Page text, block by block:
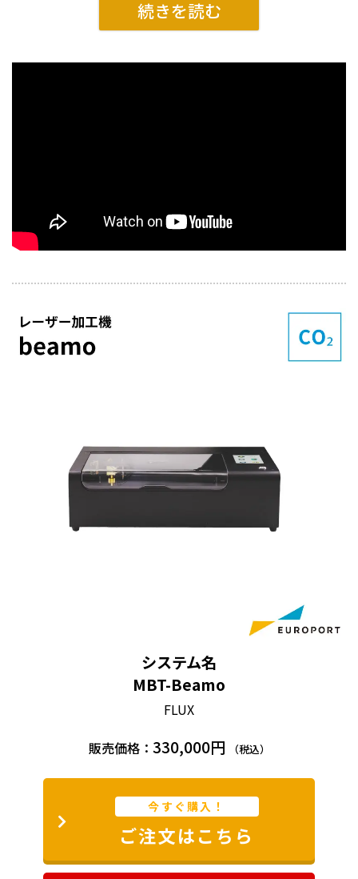
ロータリー(オプション)
高精細レーザー
1000PDI相当の美しい造形であなた
のデータを加工します。エアーアシ
HDカメラ動画
プリントする前に、カメラで撮影。
プリントしたいモノの上にデザインを合わせれば、思
った通りの場所で彫刻やカットを行うことが出来ます。
オートフォーカス動画
システム名
MBT-Beamo
FLUX
販売価格： 330,000円 （税込）
今すぐ購入！
ご注文はこちら